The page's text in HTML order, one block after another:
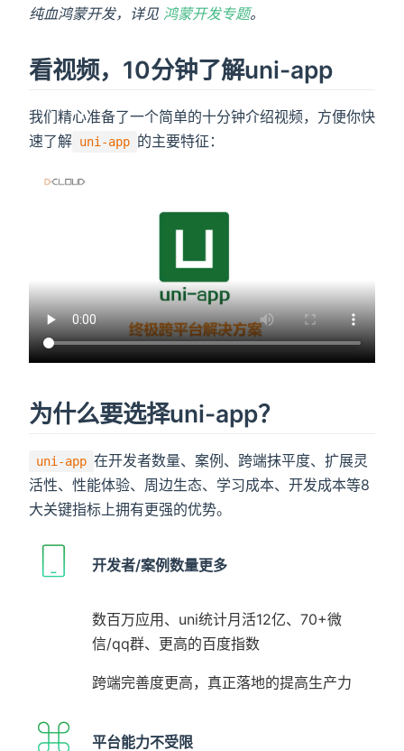
纯血鸿蒙开发，详见 鸿蒙开发专题。
看视频，10分钟了解uni-app
我们精心准备了一个简单的十分钟介绍视频，方便你快
速了解 uni-app 的主要特征：
为什么要选择uni-app？
uni-app 在开发者数量、案例、跨端抹平度、扩展灵
活性、性能体验、周边生态、学习成本、开发成本等8
大关键指标上拥有更强的优势。
开发者/案例数量更多
数百万应用、uni统计月活12亿、70+微
信/qq群、更高的百度指数
跨端完善度更高，真正落地的提高生产力
平台能力不受限